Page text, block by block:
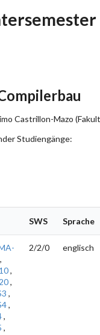
Castrillon-Mazo
Studiengänge:
SWS Sprache
,
,
,
,
,
,
,
2/2/0 englisch